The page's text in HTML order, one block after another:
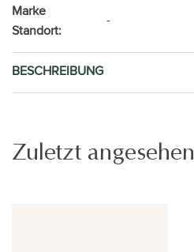
Marke
Standort:
-
BESCHREIBUNG
Zuletzt angesehen